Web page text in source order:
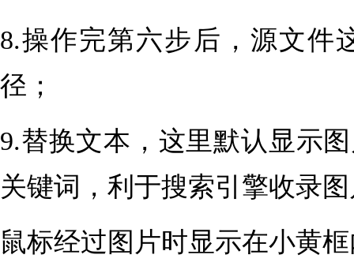
8.操作完第六步后，源文件
径；
9.替换文本，这里默认显示
关键词，利于搜索引擎收录
鼠标经过图片时显示在小黄